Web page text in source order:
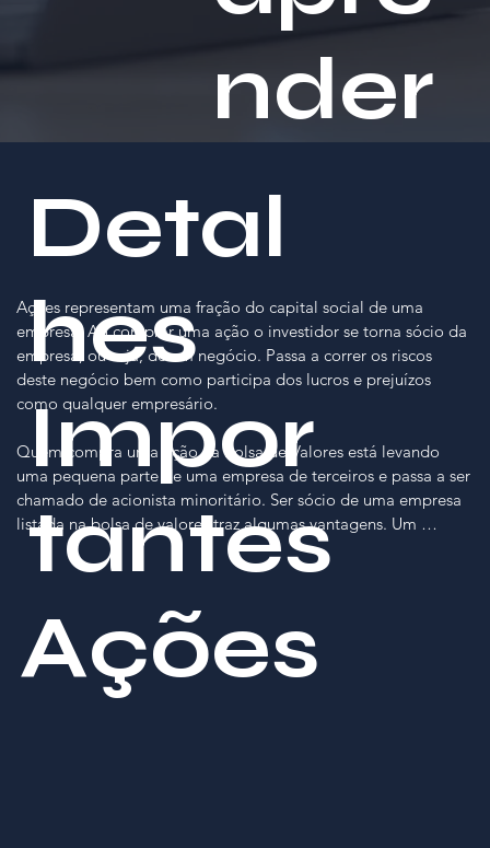
nder
Detal
hes
Impor
tantes
Ações
Ações representam uma fração do capital social de uma
empresa. Ao comprar uma ação o investidor se torna sócio da
empresa, ou seja, de um negócio. Passa a correr os riscos
deste negócio bem como participa dos lucros e prejuízos
como qualquer empresário.
Quem compra uma ação na Bolsa de Valores está levando
uma pequena parte de uma empresa de terceiros e passa a ser
chamado de acionista minoritário. Ser sócio de uma empresa
listada na bolsa de valores traz algumas vantagens. Um
exemplo disso é que enquanto a entrada ou saída na
sociedade de uma empresa limitada ou de capital fechado
sociais, comprar ou vender uma ação de uma empresa listada
em bolsa é um ato feito eletronicamente com poucos clicks. A
liquidez do mercado acionário também permite ao investidor
ter a opção de se retirar da sociedade e migrar para outro